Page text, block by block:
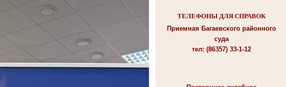
ТЕЛЕФОНЫ ДЛЯ СПРАВОК
Приемная Багаевского районного
суда
тел: (86357) 33-1-12